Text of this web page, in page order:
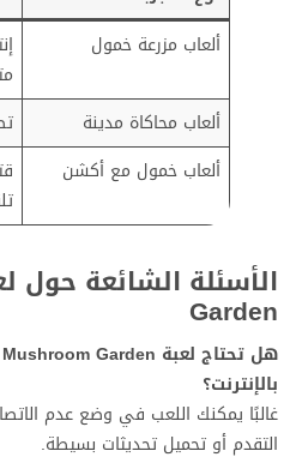
ألعاب مزرعة خمول
ألعاب محاكاة مدينة
ألعاب خمول مع أكشن
Garden
بالإنترنت؟
غالبًا يمكنك اللعب في وضع عدم
التقدم أو تحميل تحديثات بسيطة.